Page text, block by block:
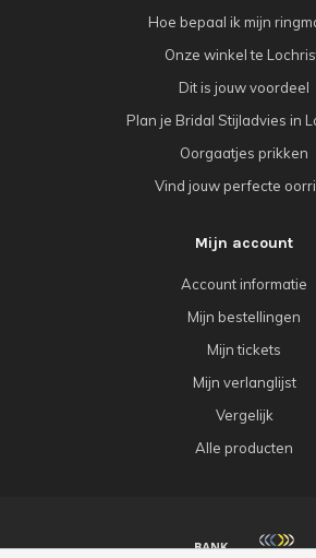
Hoe bepaal ik mijn
Onze winkel te
Dit is jouw voordeel
Plan je Bridal Stijladvies in
Oorgaatjes prikken
Vind jouw perfecte
Mijn account
Account informatie
Mijn bestellingen
Mijn tickets
Mijn verlanglijst
Vergelijk
Alle producten